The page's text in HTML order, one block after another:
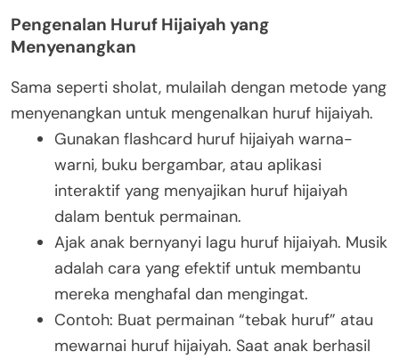
Pengenalan Huruf Hijaiyah yang
Menyenangkan
Sama seperti sholat, mulailah dengan metode yang
menyenangkan untuk mengenalkan huruf hijaiyah.
Gunakan flashcard huruf hijaiyah warna-
warni, buku bergambar, atau aplikasi
interaktif yang menyajikan huruf hijaiyah
dalam bentuk permainan.
Ajak anak bernyanyi lagu huruf hijaiyah. Musik
adalah cara yang efektif untuk membantu
mereka menghafal dan mengingat.
Contoh: Buat permainan “tebak huruf” atau
mewarnai huruf hijaiyah. Saat anak berhasil